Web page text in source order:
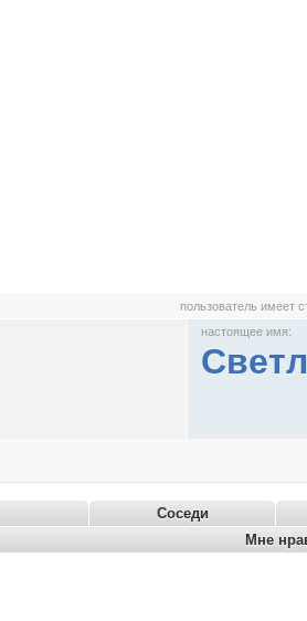
пользователь имеет
настоящее имя:
Соседи
Мне